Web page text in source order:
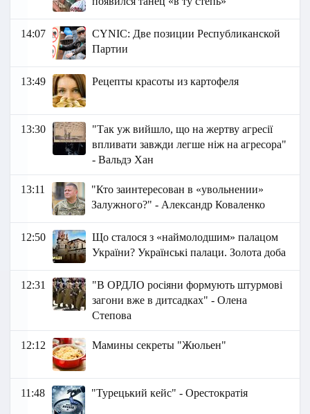
14:07
СYNIC: Две позиции Республиканской
Партии
13:49 Рецепты красоты из картофеля
13:30
"Так уж вийшло, що на жертву агресії
впливати завжди легше ніж на агресора"
- Вальдэ Хан
13:11
"Кто заинтересован в «увольнении»
Залужного?" - Александр Коваленко
12:50
Що сталося з «наймолодшим» палацом
України? Українські палаци. Золота доба
12:31
"В ОРДЛО росіяни формують штурмові
загони вже в дитсадках" - Олена
Степова
12:12 Мамины секреты "Жюльен"
11:48 "Турецький кейс" - Орестократія